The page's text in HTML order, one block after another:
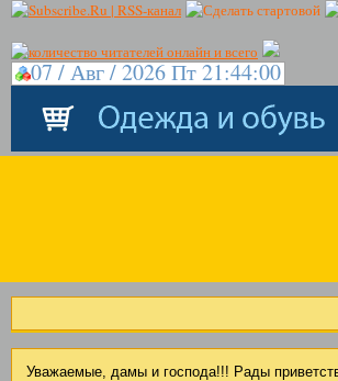
07 / Авг / 2026 Пт 21:44:00
Уважаемые, дамы и господа!!! Рады